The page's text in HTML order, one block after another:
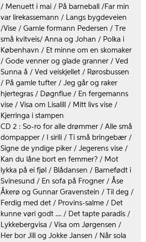
/ Menuett i mai / På barneball /Far min
var lirekassemann / Langs bygdeveien
/Vise / Gamle formann Pedersen / Tre
små kvitveis/ Anna og Johan / Polka i
København / Et minne om en skomaker
/ Gode venner og glade granner / Ved
Sunna å / Ved veiskjellet / Rørosbussen
/ På gamle tufter / Jeg går og raker
hjertegras / Døgnflue / En fergemanns
vise / Visa om Lisalill / Mitt livs vise /
Kjerringa i stampen
CD 2 : So-ro for alle drømmer / Alle små
dompapper / I sirili / Ti små bringebær /
Signe de yndige piker / Jegerens vise /
Kan du låne bort en femmer? / Mot
lykka på ei fjøl / Blådansen / Barnefødt i
Svinesund / En sofa på Frogner / Åse
Åkerø og Gunnar Gravenstein / Til deg /
Ferdig med det / Provins-salme / Det
kunne vøri godt .... / Det tapte paradis /
Lykkebergvisa / Visa om Jørgensen /
Her bor Jill og Jokke Jansen / Når sola